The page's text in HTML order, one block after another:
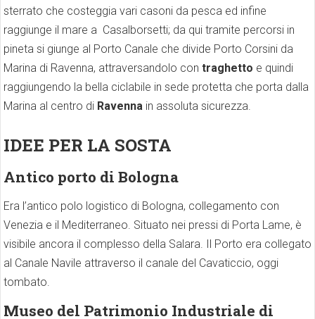
sterrato che costeggia vari casoni da pesca ed infine
raggiunge il mare a Casalborsetti; da qui tramite percorsi in
pineta si giunge al Porto Canale che divide Porto Corsini da
Marina di Ravenna, attraversandolo con traghetto e quindi
raggiungendo la bella ciclabile in sede protetta che porta dalla
Marina al centro di Ravenna in assoluta sicurezza.
IDEE PER LA SOSTA
Antico porto di Bologna
Era l’antico polo logistico di Bologna, collegamento con
Venezia e il Mediterraneo. Situato nei pressi di Porta Lame, è
visibile ancora il complesso della Salara. Il Porto era collegato
al Canale Navile attraverso il canale del Cavaticcio, oggi
tombato.
Museo del Patrimonio Industriale di